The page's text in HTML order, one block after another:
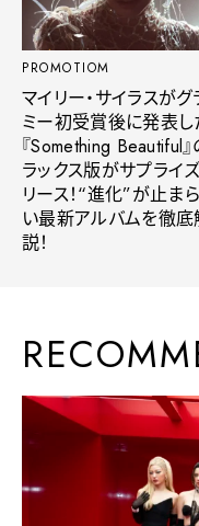
PROMOTIOM
マイリー・サイラスがグ
ミー初受賞後に発表し
『Something Beautiful
ラックス版がサプライズ
リース！“進化”が止ま
い最新アルバムを徹底
説！